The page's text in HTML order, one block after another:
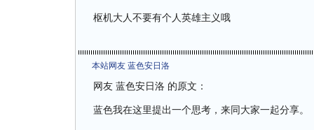
枢机大人不要有个人英雄主义哦
本站网友 蓝色安日洛
网友 蓝色安日洛 的原文：
蓝色我在这里提出一个思考，来同大家一起分享。